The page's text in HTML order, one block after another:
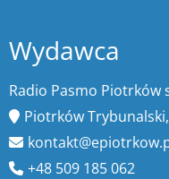
Wydawca
Radio Pasmo Piotrków
Piotrków
+48 509 185 062